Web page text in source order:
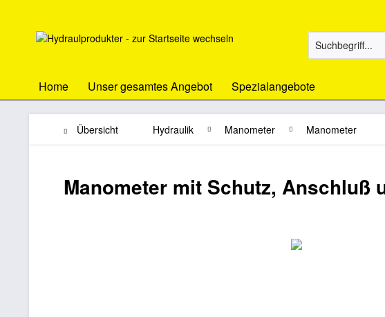
Home Unser gesamtes Angebot Spezialangebote
Übersicht Hydraulik Manometer Manometer
Manometer mit Schutz, Anschluß